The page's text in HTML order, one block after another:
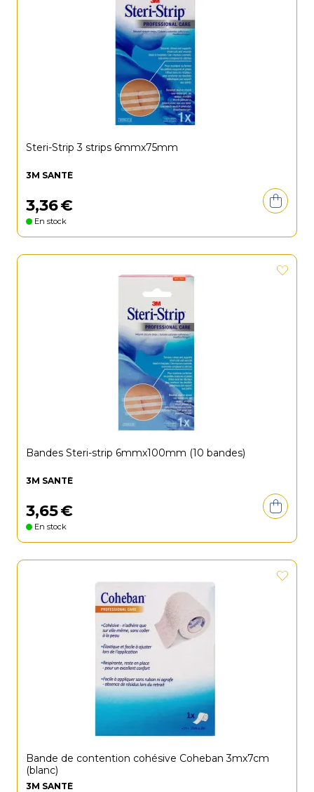
Steri-Strip 3 strips 6mmx75mm
3M SANTÉ
3,36€
En stock
Bandes Steri-strip 6mmx100mm (10 bandes)
3M SANTÉ
3,65€
En stock
Bande de contention cohésive Coheban 3mx7cm
(blanc)
3M SANTÉ